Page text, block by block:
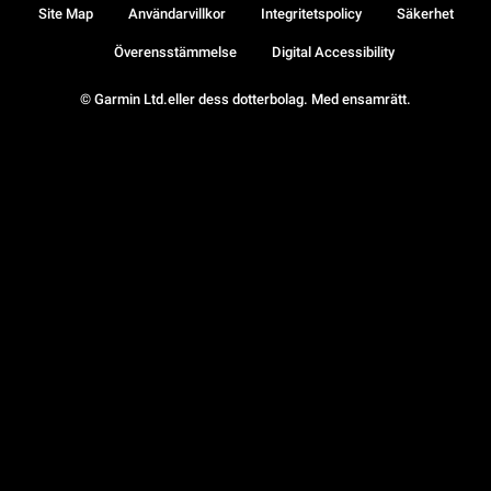
© Garmin Ltd.eller dess dotterbolag. Med ensamrätt.
Site Map Användarvillkor Integritetspolicy Säkerhet
Överensstämmelse Digital Accessibility